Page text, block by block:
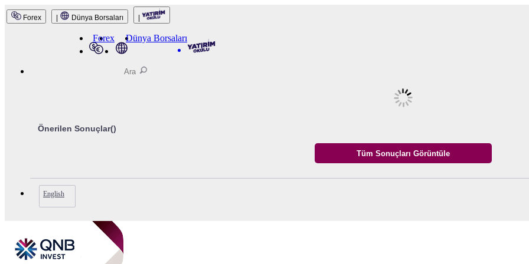
QNB Invest
Forex Dünya Borsaları
Forex Dünya Borsaları
Önerilen Sonuçlar()
English